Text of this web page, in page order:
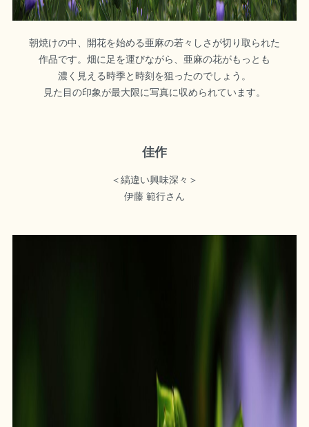
朝焼けの中、開花を始める亜麻の若々しさが切り取られた
作品です。畑に足を運びながら、亜麻の花がもっとも
濃く見える時季と時刻を狙ったのでしょう。
見た目の印象が最大限に写真に収められています。
佳作
＜縞違い興味深々＞
伊藤 範行さん